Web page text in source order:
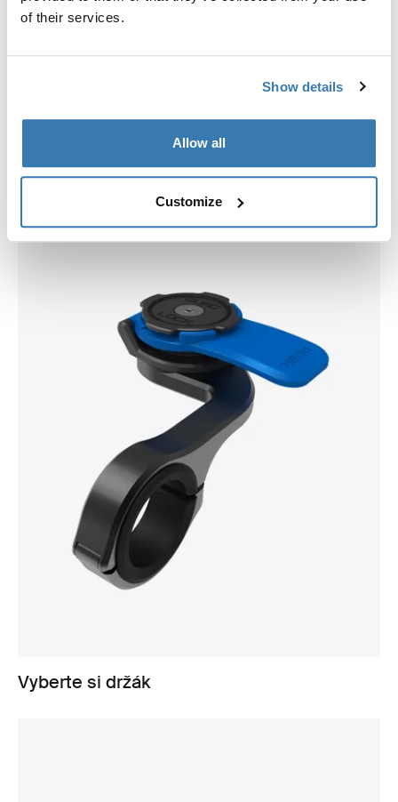
of their services.
Show details
Allow all
Customize
Vyberte si pouzdro
Vyberte si držák